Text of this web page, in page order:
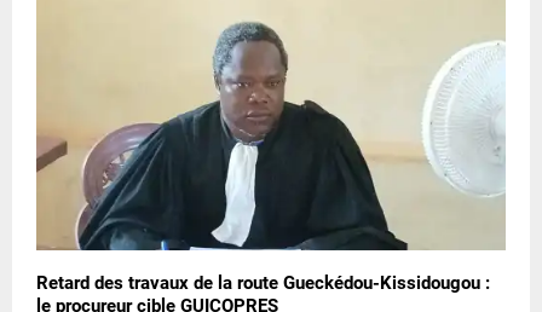
Retard des travaux de la route Gueckédou-Kissidougou :
le procureur cible GUICOPRES